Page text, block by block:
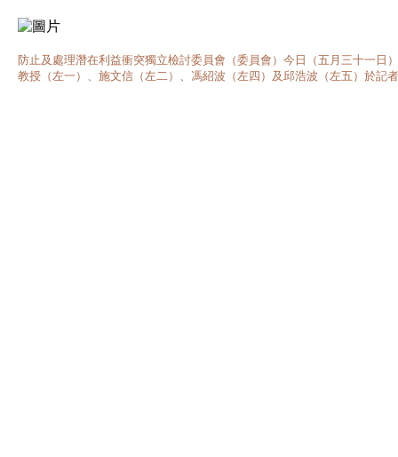
防止及處理潛在利益衝突獨立檢討委員會（委員會）今日（五月三十一
教授（左一）、施文信（左二）、馮紹波（左四）及邱浩波（左五）於記